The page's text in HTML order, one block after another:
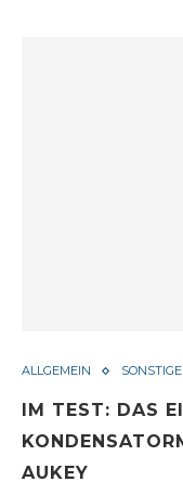
ALLGEMEIN
IM TEST: DAS
AUKEY